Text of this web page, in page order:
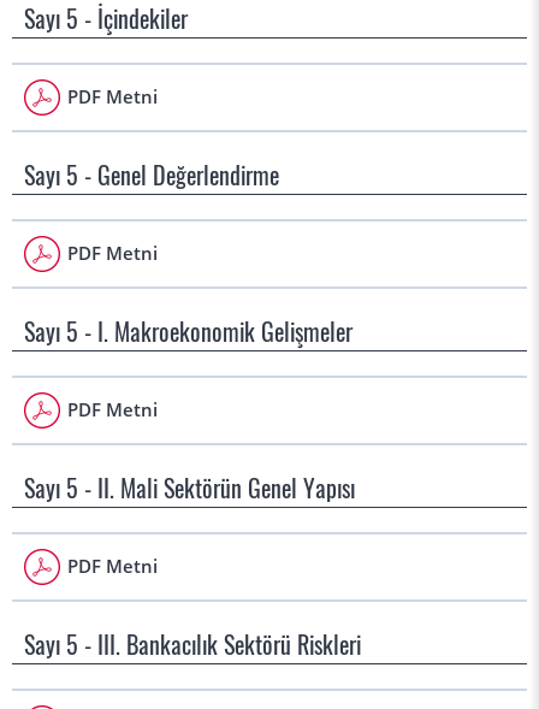
Sayı 5 - İçindekiler
PDF Metni
Sayı 5 - Genel Değerlendirme
PDF Metni
Sayı 5 - I. Makroekonomik Gelişmeler
PDF Metni
Sayı 5 - II. Mali Sektörün Genel Yapısı
PDF Metni
Sayı 5 - III. Bankacılık Sektörü Riskleri